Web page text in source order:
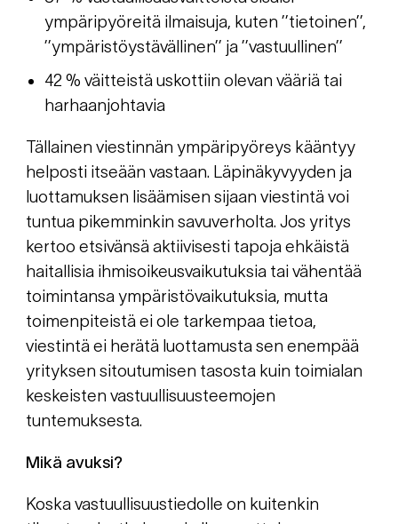
ympäripyöreitä ilmaisuja, kuten ’’tietoinen’’,
’’ympäristöystävällinen’’ ja ’’vastuullinen’’
42 % väitteistä uskottiin olevan vääriä tai
harhaanjohtavia
Tällainen viestinnän ympäripyöreys kääntyy
helposti itseään vastaan. Läpinäkyvyyden ja
luottamuksen lisäämisen sijaan viestintä voi
tuntua pikemminkin savuverholta. Jos yritys
kertoo etsivänsä aktiivisesti tapoja ehkäistä
haitallisia ihmisoikeusvaikutuksia tai vähentää
toimintansa ympäristövaikutuksia, mutta
toimenpiteistä ei ole tarkempaa tietoa,
viestintä ei herätä luottamusta sen enempää
yrityksen sitoutumisen tasosta kuin toimialan
keskeisten vastuullisuusteemojen
tuntemuksesta.
Mikä avuksi?
Koska vastuullisuustiedolle on kuitenkin